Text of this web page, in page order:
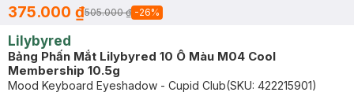
375.000 ₫505.000 ₫ -26%
Lilybyred
Bảng Phấn Mắt Lilybyred 10 Ô Màu M04 Cool
Membership 10.5g
Mood Keyboard Eyeshadow - Cupid Club(SKU: 422215901)